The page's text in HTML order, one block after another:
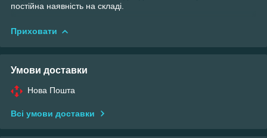
постійна наявність на складі.
Приховати
Умови доставки
Нова Пошта
Всі умови доставки